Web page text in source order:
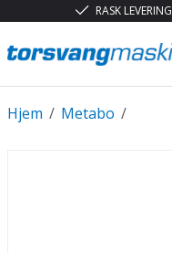
RASK LEVERING
/
Hjem /
Metabo